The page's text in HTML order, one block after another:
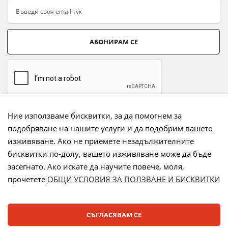
АБОНИРАМ СЕ
Начини на плащане:
Лизинг:
Ние използваме бисквитки, за да помогнем за
подобряване на нашите услуги и да подобрим вашето
изживяване. Ако не приемете незадължителните
бисквитки по-долу, вашето изживяване може да бъде
засегнато. Ако искате да научите повече, моля,
прочетете ОБЩИ УСЛОВИЯ ЗА ПОЛЗВАНЕ И БИСКВИТКИ
СЪГЛАСЯВАМ СЕ